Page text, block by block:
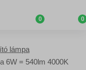
0 0
lámpa
6W = 540lm 4000K